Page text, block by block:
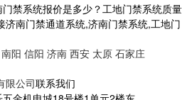
禁系统报价是多少？工地门禁系统质量
南门禁通道系统,济南门禁系统,工地门
南阳 信阳 济南 西安 太原 石家庄
限公司联系我们